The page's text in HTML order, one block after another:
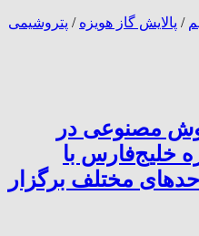
/ پالایش گاز هویزه / پتروشیمی
مصنوعی در
خلیج‌فارس با
مختلف برگزار